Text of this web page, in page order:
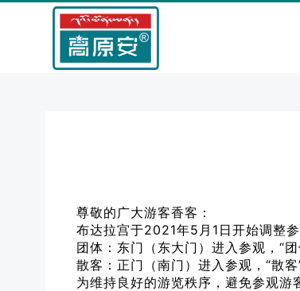
尊敬的广大游客香客：
布达拉宫于2021年5月1日开始调整参
团体：东门（东大门）进入参观，“团
散客：正门（南门）进入参观，“散客
为维持良好的游览秩序，避免参观游